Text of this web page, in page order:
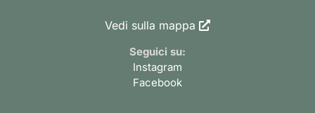
Vedi sulla mappa
Seguici su:
Instagram
Facebook